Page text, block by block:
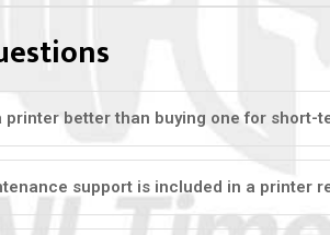
printer better than buying one for short-
support is included in a printer